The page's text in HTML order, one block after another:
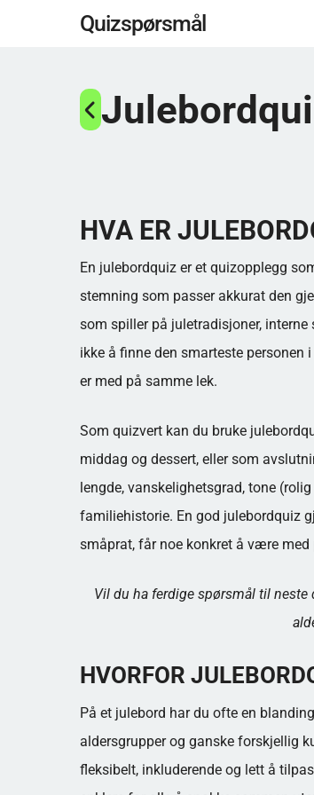
Quizspørsmål
HVA ER
En julebordquiz er et quizopplegg
stemning som passer akkurat den
som spiller på juletradisjoner,
ikke å finne den smarteste personen
er med på samme lek.
Som quizvert kan du bruke
middag og dessert, eller som
lengde, vanskelighetsgrad, tone
familiehistorie. En god julebordquiz
småprat, får noe konkret å være med
Vil du ha ferdige spørsmål til
HVORFOR
På et julebord har du ofte en
aldersgrupper og ganske forskjellig
fleksibelt, inkluderende og lett å